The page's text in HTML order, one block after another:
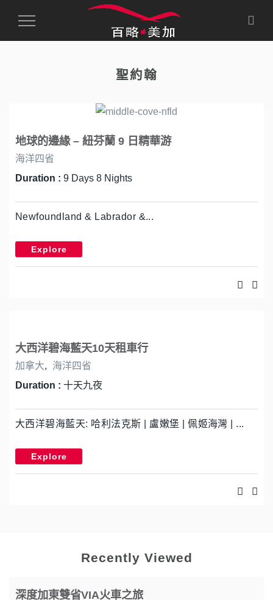
Toggle
聖約翰
地球的邊緣 – 紐芬蘭 9 日精華游
海洋四省
Duration : 9 Days 8 Nights
Newfoundland & Labrador &...
Explore
大西洋碧海藍天10天租車行
加拿大,
海洋四省
Duration : 十天九夜
大西洋碧海藍天: 哈利法克斯 | 盧嫩堡 | 佩姬海灣 | ...
Explore
Recently Viewed
深度加東雙省VIA火車之旅